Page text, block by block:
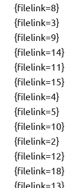
{filelink=8}
{filelink=3}
{filelink=9}
{filelink=14}
{filelink=11}
{filelink=15}
{filelink=4}
{filelink=5}
{filelink=10}
{filelink=2}
{filelink=12}
{filelink=18}
{filelink=13}